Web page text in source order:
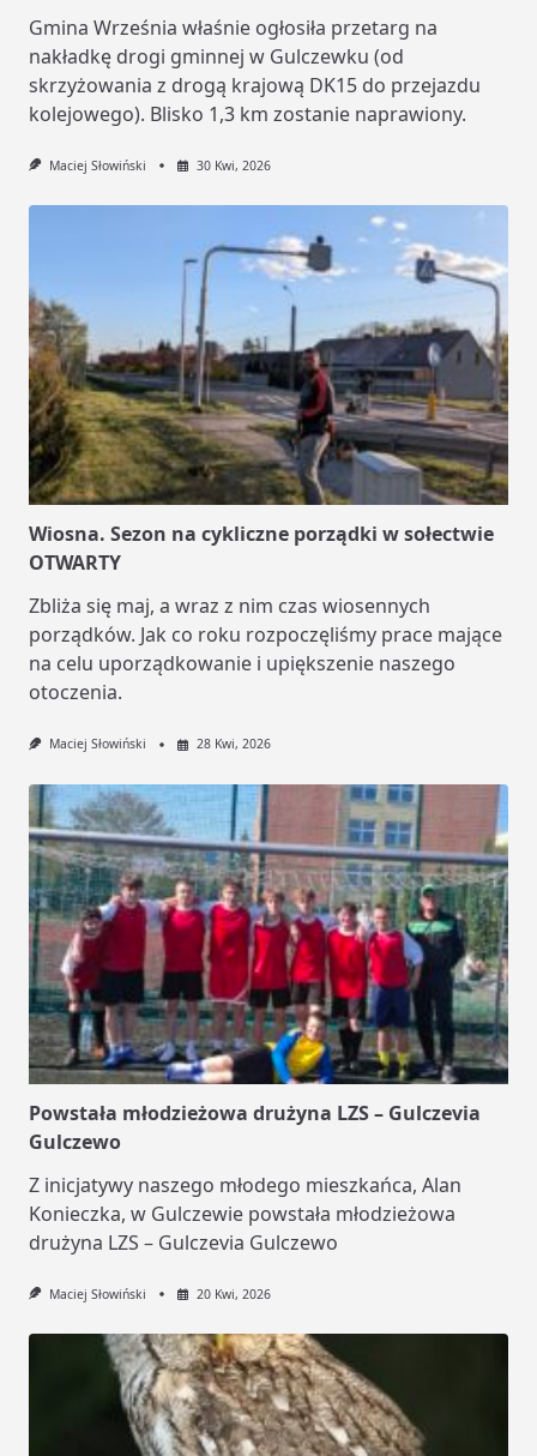
Gmina Września właśnie ogłosiła przetarg na
nakładkę drogi gminnej w Gulczewku (od
skrzyżowania z drogą krajową DK15 do przejazdu
kolejowego). Blisko 1,3 km zostanie naprawiony.
Maciej Słowiński 30 Kwi, 2026
Wiosna. Sezon na cykliczne porządki w sołectwie
OTWARTY
Zbliża się maj, a wraz z nim czas wiosennych
porządków. Jak co roku rozpoczęliśmy prace mające
na celu uporządkowanie i upiększenie naszego
otoczenia.
Maciej Słowiński 28 Kwi, 2026
Powstała młodzieżowa drużyna LZS – Gulczevia
Gulczewo
Z inicjatywy naszego młodego mieszkańca, Alan
Konieczka, w Gulczewie powstała młodzieżowa
drużyna LZS – Gulczevia Gulczewo
Maciej Słowiński 20 Kwi, 2026